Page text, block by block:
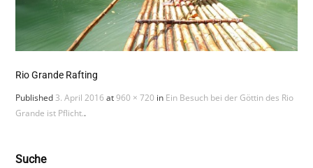
Rio Grande Rafting
Published 3. April 2016 at960 × 720 in Ein Besuch bei der Göttin des Rio
Grande ist Pflicht..
Suche